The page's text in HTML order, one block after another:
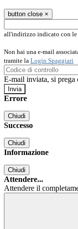
button close ×
all'indirizzo indicato con le
Non hai una e-mail
tramite la Login Spaggiari
E-mail inviata, si prega
Errore
Chiudi
Successo
Chiudi
Informazione
Chiudi
Attendere...
Attendere il